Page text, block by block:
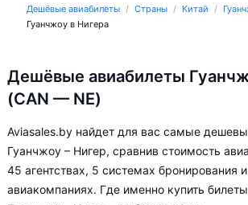
Дешёвые авиабилеты Страны Китай
Гуанчжоу в Нигера
Дешёвые авиабилеты
(CAN — NE)
Aviasales.by найдет для вас самые
Гуанчжоу – Нигер, сравнив стоимость
45 агентствах, 5 системах бронирования
авиакомпаниях. Где именно купить